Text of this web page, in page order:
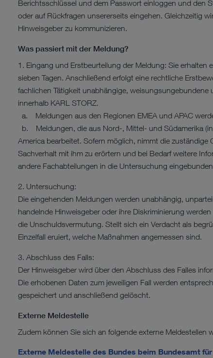
Berichtsschlüssel und dem Passwort einloggen und den
oder auf Rückfragen unsererseits eingehen. Gleichzeitig
Hinweisgeber zu kommunizieren.
Was passiert mit der Meldung?
1. Eingang und Erstbeurteilung der Meldung: Sie
sieben Tagen. Anschließend erfolgt eine rechtliche
fachlichen Tätigkeit unabhängige,
innerhalb KARL STORZ.
a. Meldungen aus den Regionen EMEA und APAC
b. Meldungen, die aus Nord-, Mittel- und Südamerika
America bearbeitet. Sofern möglich, nimmt die
Sachverhalt mit ihm zu erörtern und bei Bedarf weitere
andere Fachabteilungen in die Untersuchung
2. Untersuchung:
Die eingehenden Meldungen werden unabhängig,
handelnde Hinweisgeber oder ihre Diskriminierung
die Unschuldsvermutung. Stellt sich ein Verdacht als
Einzelfall eruiert, welche Maßnahmen angemessen sind.
3. Abschluss des Falls:
Der Hinweisgeber wird über den Abschluss des Falles
Die erhobenen Daten zum jeweiligen Fall werden
gespeichert und anschließend gelöscht.
Externe Meldestelle
Zudem können Sie sich an folgende externe Meldestellen
Externe Meldestelle des Bundes beim Bundesamt